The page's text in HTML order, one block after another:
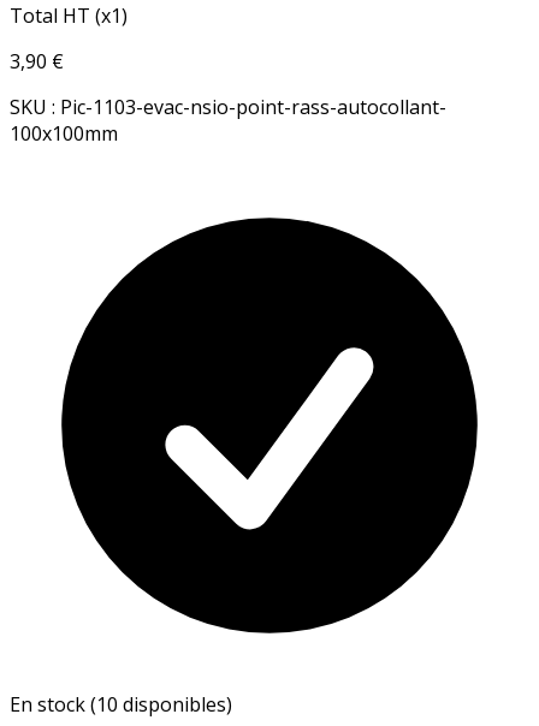
Total HT (x1)
3,90 €
SKU : Pic-1103-evac-nsio-point-rass-autocollant-
100x100mm
En stock (10 disponibles)